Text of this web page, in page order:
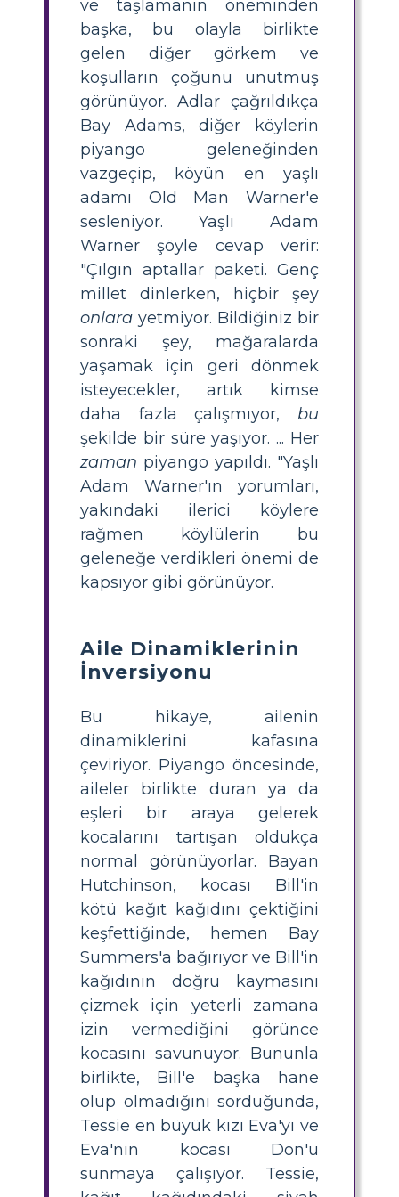
ve taşlamanın öneminden
başka, bu olayla birlikte
gelen diğer görkem ve
koşulların çoğunu unutmuş
görünüyor. Adlar çağrıldıkça
Bay Adams, diğer köylerin
piyango geleneğinden
vazgeçip, köyün en yaşlı
adamı Old Man Warner'e
sesleniyor. Yaşlı Adam
Warner şöyle cevap verir:
"Çılgın aptallar paketi. Genç
millet dinlerken, hiçbir şey
onlara yetmiyor. Bildiğiniz bir
sonraki şey, mağaralarda
yaşamak için geri dönmek
isteyecekler, artık kimse
daha fazla çalışmıyor, bu
şekilde bir süre yaşıyor. ... Her
zaman piyango yapıldı. "Yaşlı
Adam Warner'ın yorumları,
yakındaki ilerici köylere
rağmen köylülerin bu
geleneğe verdikleri önemi de
kapsıyor gibi görünüyor.
Aile Dinamiklerinin
İnversiyonu
Bu hikaye, ailenin
dinamiklerini kafasına
çeviriyor. Piyango öncesinde,
aileler birlikte duran ya da
eşleri bir araya gelerek
kocalarını tartışan oldukça
normal görünüyorlar. Bayan
Hutchinson, kocası Bill'in
kötü kağıt kağıdını çektiğini
keşfettiğinde, hemen Bay
Summers'a bağırıyor ve Bill'in
kağıdının doğru kaymasını
çizmek için yeterli zamana
izin vermediğini görünce
kocasını savunuyor. Bununla
birlikte, Bill'e başka hane
olup olmadığını sorduğunda,
Tessie en büyük kızı Eva'yı ve
Eva'nın kocası Don'u
sunmaya çalışıyor. Tessie,